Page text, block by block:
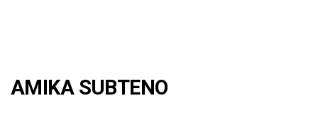
AMIKA SUBTENO